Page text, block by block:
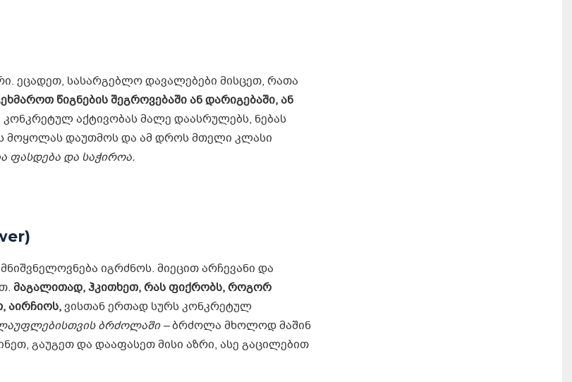
ეცადეთ, სასარგებლო დავალებები მისცეთ, რათა
წიგნების შეგროვებაში ან დარიგებაში, ან
კონკრეტულ აქტივობას მალე დაასრულებს, ნებას
მოყოლას დაუთმოს და ამ დროს მთელი კლასი
ფასდება და საჭიროა.
იგრძნოს. მიეცით არჩევანი და
მაგალითად, ჰკითხეთ, რას ფიქრობს, როგორ
აირჩიოს,ვისთან ერთად სურს კონკრეტულ
თვისბრძოლაში–ბრძოლა მხოლოდ მაშინ
გაუგეთ და დააფასეთ მისი აზრი, ასე გაცილებით